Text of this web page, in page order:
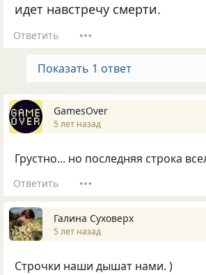
идет навстречу смерти.
Ответить
Показать 1 ответ
GamesOver
5 лет назад
Грустно... но последняя строка
Ответить
Галина Суховерх
5 лет назад
Строчки наши дышат нами. )